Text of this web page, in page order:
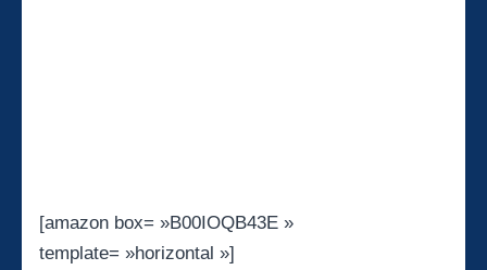
[amazon box= »B00IOQB43E »
template= »horizontal »]